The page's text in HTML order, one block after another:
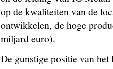
op de kwaliteiten van de
ontwikkelen, de hoge
miljard euro).
De gunstige positie van